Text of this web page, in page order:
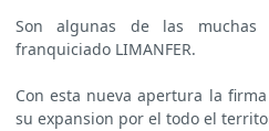
Son algunas de las muchas
franquiciado LIMANFER.
Con esta nueva apertura la
su expansion por el todo el